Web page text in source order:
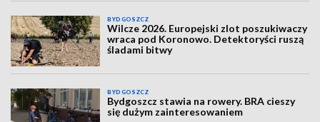
BYDGOSZCZ
Wilcze 2026. Europejski zlot poszukiwaczy
wraca pod Koronowo. Detektoryści ruszą
śladami bitwy
BYDGOSZCZ
Bydgoszcz stawia na rowery. BRA cieszy
się dużym zainteresowaniem